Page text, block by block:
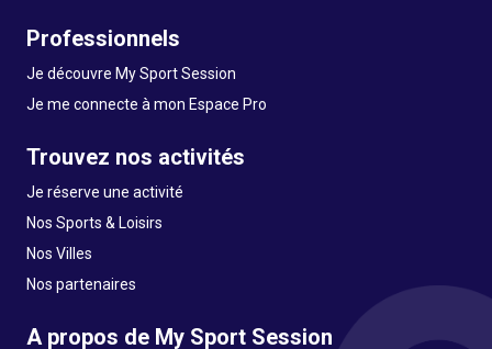
Professionnels
Je découvre My Sport Session
Je me connecte à mon Espace Pro
Trouvez nos activités
Je réserve une activité
Nos Sports & Loisirs
Nos Villes
Nos partenaires
A propos de My Sport Session